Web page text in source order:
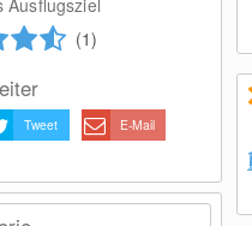
Ausflugsziel
(1)
Tweet E-Mail